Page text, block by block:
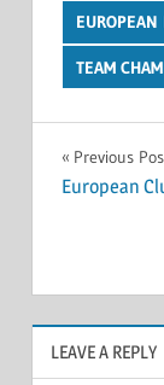
EUROPEAN
TEAM
Post
Previous
European
LEAVE A REPLY